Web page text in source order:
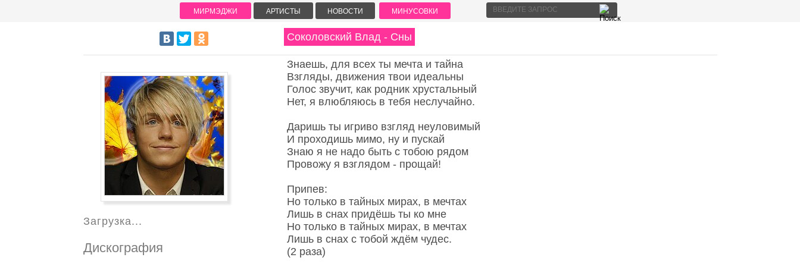
Соколовский Влад - Сны
Знаешь, для всех ты мечта и тайна
Взгляды, движения твои идеальны
Голос звучит, как родник хрустальный
Нет, я влюбляюсь в тебя неслучайно.
Даришь ты игриво взгляд неуловимый
И проходишь мимо, ну и пускай
Знаю я не надо быть с тобою рядом
Провожу я взглядом - прощай!
Припев:
Но только в тайных мирах, в мечтах
Лишь в снах придёшь ты ко мне
Но только в тайных мирах, в мечтах
Лишь в снах с тобой ждём чудес.
(2 раза)
Загрузка...
Дискография
МИРМЭДЖИ АРТИСТЫ НОВОСТИ МИНУСОВКИ